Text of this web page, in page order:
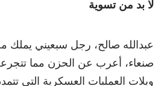
لا بد من تسوية
عبدالله صالح، رجل سبعيني يملك
صنعاء، أعرب عن الحزن مما
ويلات العمليات العسكرية التي